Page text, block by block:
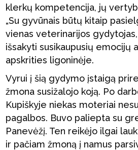
klerkų kompetencija, jų
„Su gyvūnais būtų kitaip
vienas veterinarijos
išsakyti susikaupusių emocijų
apskrities ligoninėje.
Vyrui į šią gydymo įstaigą
žmona susižalojo koją. Po
Kupiškyje niekas moteriai
pagalbos. Buvo paliepta su
Panevėžį. Ten reikėjo ilgai
ir pačiam žmoną į namus